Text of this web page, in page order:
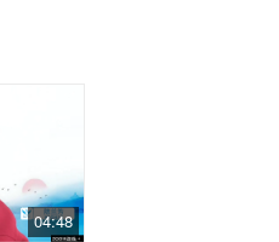
04:48